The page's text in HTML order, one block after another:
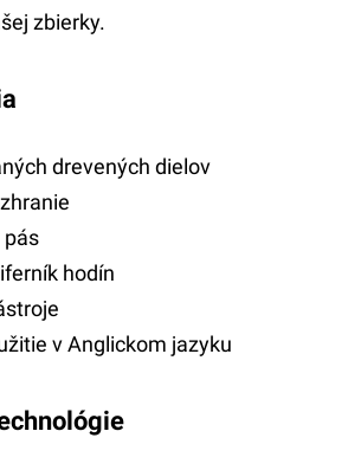
zbierky.
drevených dielov
pás
hodín
v Anglickom jazyku